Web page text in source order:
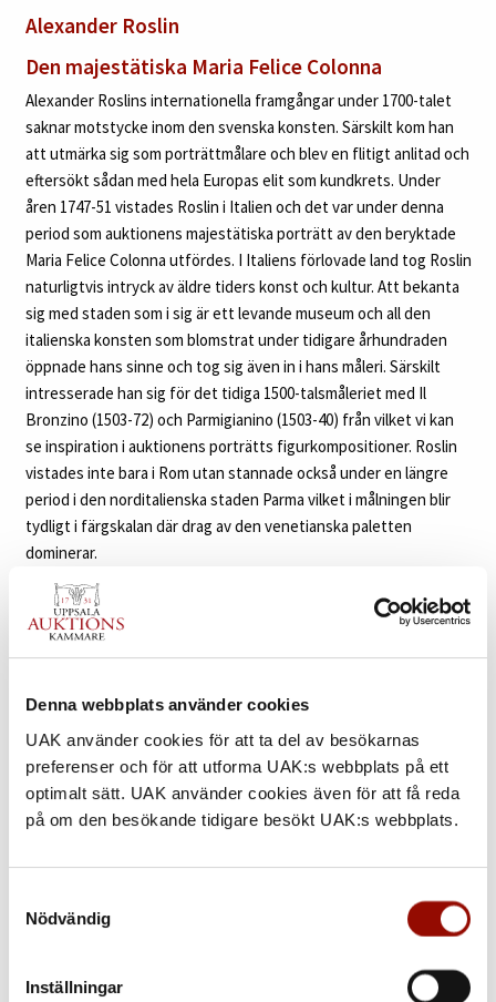
Denna webbplats använder cookies
UAK använder cookies för att ta del av besökarnas
preferenser och för att utforma UAK:s webbplats på ett
optimalt sätt. UAK använder cookies även för att få reda
på om den besökande tidigare besökt UAK:s webbplats.
Nödvändig
Inställningar
Alexander Roslin
Den majestätiska Maria Felice Colonna
Alexander Roslins internationella framgångar under 1700-talet
saknar motstycke inom den svenska konsten. Särskilt kom han
att utmärka sig som porträttmålare och blev en flitigt anlitad och
eftersökt sådan med hela Europas elit som kundkrets. Under
åren 1747-51 vistades Roslin i Italien och det var under denna
period som auktionens majestätiska porträtt av den beryktade
Maria Felice Colonna utfördes. I Italiens förlovade land tog Roslin
naturligtvis intryck av äldre tiders konst och kultur. Att bekanta
sig med staden som i sig är ett levande museum och all den
italienska konsten som blomstrat under tidigare århundraden
öppnade hans sinne och tog sig även in i hans måleri. Särskilt
intresserade han sig för det tidiga 1500-talsmåleriet med Il
Bronzino (1503-72) och Parmigianino (1503-40) från vilket vi kan
se inspiration i auktionens porträtts figurkompositioner. Roslin
vistades inte bara i Rom utan stannade också under en längre
period i den norditalienska staden Parma vilket i målningen blir
tydligt i färgskalan där drag av den venetianska paletten
dominerar.
Maria Felice Colonna (1731-1771) möter sin betraktare i en
imponerande palatsinteriör iklädd högtidsdräkt och den
hermelinbrämade purpurfärgade manteln visar att hon är en
skimrar av ljusa elfenbensvita toner vilka förhöjs av de röda
läpparna och för Roslin så typiskt lätt rosade kinderna. Den
vackra klänningen sveper om hennes kropp i böljande
veckformationer där det djupt skurna dekolletagets
uppstickande spetsbrokade ändock behåller hennes ärbarhet
flodpärlorna som pryder såväl klänningen som hennes hals och
öron, pärlor som alltsedan renässansen varit en återkommande
symbol för oskuld. Att Roslin till fulländning bemästrade
flitigt anlitad porträttör framstår som mycket tydligt i detta